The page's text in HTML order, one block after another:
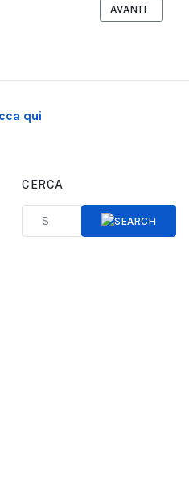
PUGLIA DA SCOPRIRE PER I
ARTICOLO
AVANTI
qui
CERCA